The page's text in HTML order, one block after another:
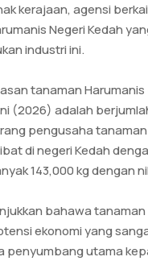
kerajaan, agensi
Negeri Kedah
industri ini.
tanaman
(2026) adalah
pengusaha
di negeri Kedah
143,000 kg dengan
bahawa
ekonomi yang
penyumbang utama